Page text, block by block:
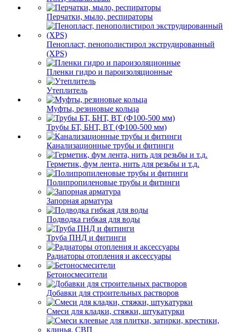
Перчатки, мыло, респираторы
Пенопласт, пенополистирол экструдированный
(XPS)
Пленки гидро и пароизоляционные
Утеплитель
Муфты, резиновые кольца
Трубы БТ, БНТ, ВТ (Ф100-500 мм)
Канализационные трубы и фитинги
Герметик, фум лента, нить для резьбы и т.д.
Полипропиленовые трубы и фитинги
Запорная арматура
Подводка гибкая для воды
Труба ПНД и фитинги
Радиаторы отопления и аксессуары
Бетоносмесители
Добавки для строительных растворов
Смеси для кладки, стяжки, штукатурки